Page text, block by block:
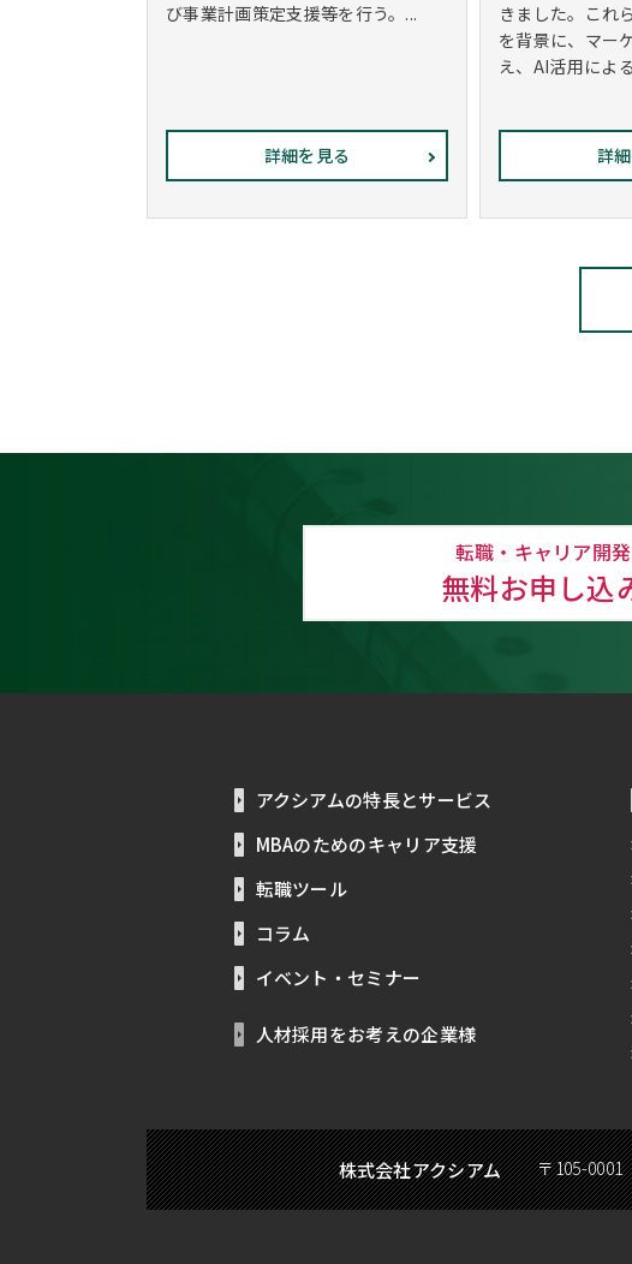
び事業計画策定支援等を行う。...
詳細を見る
きました。これ
を背景に、マー
え、AI活用によ
詳
転職・キャリア開発
無料お申し込
アクシアムの特長とサービス
MBAのためのキャリア支援
転職ツール
コラム
イベント・セミナー
人材採用をお考えの企業様
株式会社アクシアム 〒105-